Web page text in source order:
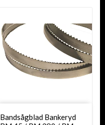
Bandsågblad Bankeryd